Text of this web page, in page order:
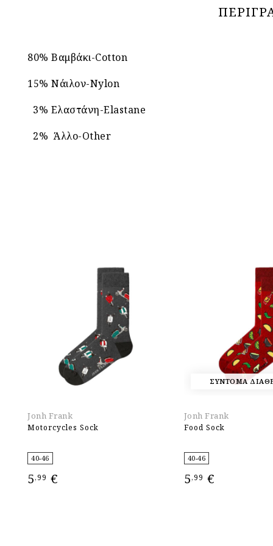
80% Βαμβάκι-Cotton
15% Νάιλον-Nylon
3% Ελαστάνη-Elastane
2% Άλλο-Other
Jonh Frank
Motorcycles Sock
40-46
5,99 €
ΣΥΝΤΟΜΑ
Jonh Frank
Food Sock
40-46
5,99 €